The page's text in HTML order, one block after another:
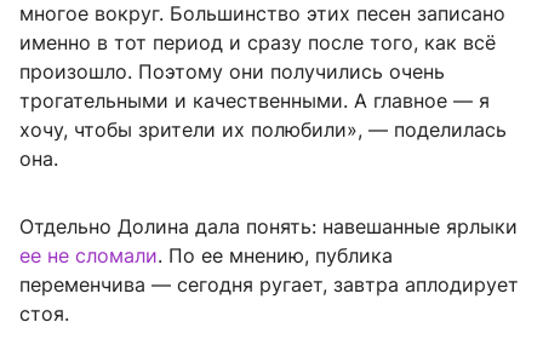
многое вокруг. Большинство этих песен записано
именно в тот период и сразу после того, как всё
произошло. Поэтому они получились очень
трогательными и качественными. А главное — я
хочу, чтобы зрители их полюбили», — поделилась
она.
Отдельно Долина дала понять: навешанные ярлыки
ее не сломали. По ее мнению, публика
переменчива — сегодня ругает, завтра аплодирует
стоя.